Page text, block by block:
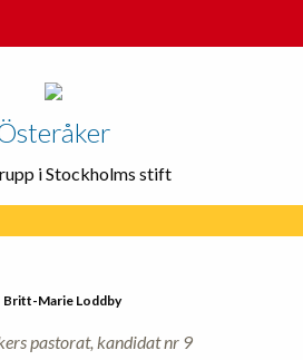
i Stockholms stift
Britt-Marie Loddby
pastorat, kandidat nr 9